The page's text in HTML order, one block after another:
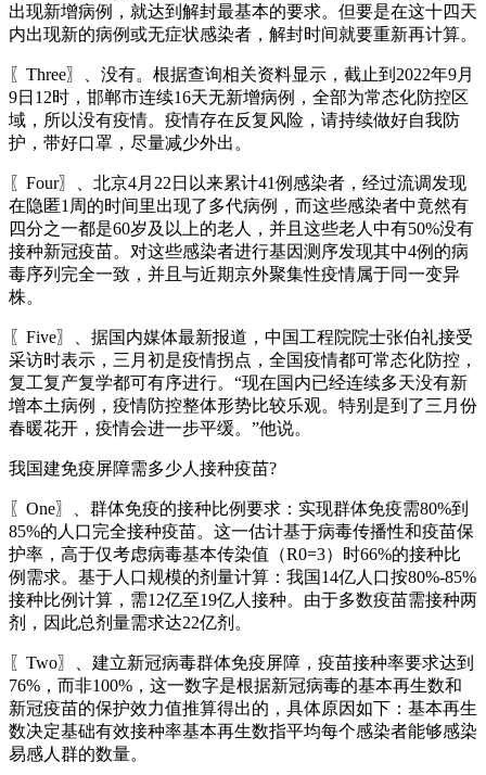
出现新增病例，就达到解封最基本的要求。但要是在这十四天
内出现新的病例或无症状感染者，解封时间就要重新再计算。
〖Three〗、没有。根据查询相关资料显示，截止到2022年9月
9日12时，邯郸市连续16天无新增病例，全部为常态化防控区
域，所以没有疫情。疫情存在反复风险，请持续做好自我防
护，带好口罩，尽量减少外出。
〖Four〗、北京4月22日以来累计41例感染者，经过流调发现
在隐匿1周的时间里出现了多代病例，而这些感染者中竟然有
四分之一都是60岁及以上的老人，并且这些老人中有50%没有
接种新冠疫苗。对这些感染者进行基因测序发现其中4例的病
毒序列完全一致，并且与近期京外聚集性疫情属于同一变异
株。
〖Five〗、据国内媒体最新报道，中国工程院院士张伯礼接受
采访时表示，三月初是疫情拐点，全国疫情都可常态化防控，
复工复产复学都可有序进行。“现在国内已经连续多天没有新
增本土病例，疫情防控整体形势比较乐观。特别是到了三月份
春暖花开，疫情会进一步平缓。”他说。
我国建免疫屏障需多少人接种疫苗?
〖One〗、群体免疫的接种比例要求：实现群体免疫需80%到
85%的人口完全接种疫苗。这一估计基于病毒传播性和疫苗保
护率，高于仅考虑病毒基本传染值（R0=3）时66%的接种比
例需求。基于人口规模的剂量计算：我国14亿人口按80%-85%
接种比例计算，需12亿至19亿人接种。由于多数疫苗需接种两
剂，因此总剂量需求达22亿剂。
〖Two〗、建立新冠病毒群体免疫屏障，疫苗接种率要求达到
76%，而非100%，这一数字是根据新冠病毒的基本再生数和
新冠疫苗的保护效力值推算得出的，具体原因如下：基本再生
数决定基础有效接种率基本再生数指平均每个感染者能够感染
易感人群的数量。